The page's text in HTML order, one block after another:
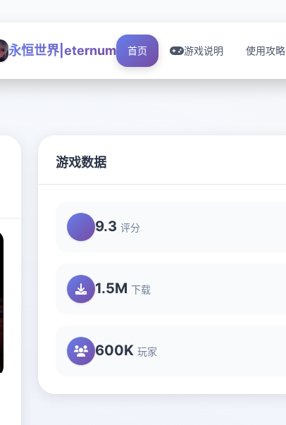
永恒世界|eternum 首页 游戏说明 使用攻略
游戏数据
9.3 评分
1.5M 下载
600K 玩家